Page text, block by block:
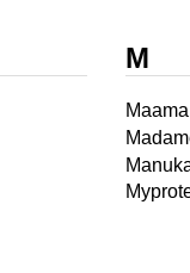
M
Maama